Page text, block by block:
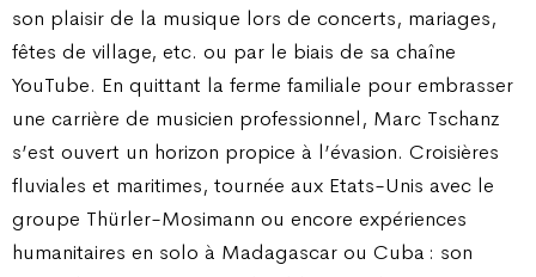
son plaisir de la musique lors de concerts, mariages,
fêtes de village, etc. ou par le biais de sa chaîne
YouTube. En quittant la ferme familiale pour embrasser
une carrière de musicien professionnel, Marc Tschanz
s’est ouvert un horizon propice à l’évasion. Croisières
fluviales et maritimes, tournée aux Etats-Unis avec le
groupe Thürler-Mosimann ou encore expériences
humanitaires en solo à Madagascar ou Cuba : son